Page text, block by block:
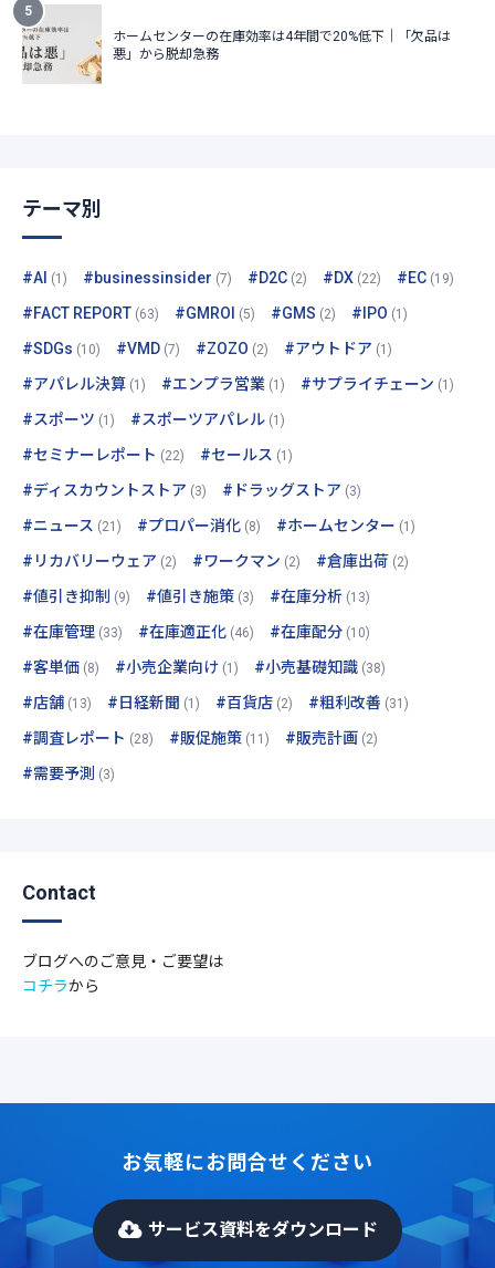
テーマ別
#AI (1) #businessinsider (7) #D2C (2) #DX (22) #EC (19)
#FACT REPORT (63) #GMROI (5) #GMS (2) #IPO (1)
#SDGs (10) #VMD (7) #ZOZO (2) #アウトドア (1)
#アパレル決算 (1) #エンプラ営業 (1) #サプライチェーン (1)
#スポーツ (1) #スポーツアパレル (1)
#セミナーレポート (22) #セールス (1)
#ディスカウントストア (3) #ドラッグストア (3)
#ニュース (21) #プロパー消化 (8) #ホームセンター (1)
#リカバリーウェア (2) #ワークマン (2) #倉庫出荷 (2)
#値引き抑制 (9) #値引き施策 (3) #在庫分析 (13)
#在庫管理 (33) #在庫適正化 (46) #在庫配分 (10)
#客単価 (8) #小売企業向け (1) #小売基礎知識 (38)
#店舗 (13) #日経新聞 (1) #百貨店 (2) #粗利改善 (31)
#調査レポート (28) #販促施策 (11) #販売計画 (2)
#需要予測 (3)
Contact
ブログへのご意見・ご要望は
コチラから
お気軽にお問合せください
サービス資料をダウンロード